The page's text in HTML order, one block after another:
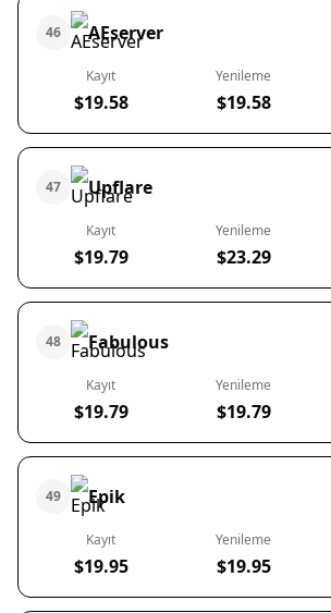
46 AEserver
Kayıt
$19.58
Yenileme
$19.58
47 Upflare
Kayıt
$19.79
Yenileme
$23.29
48 Fabulous
Kayıt
$19.79
Yenileme
$19.79
49 Epik
Kayıt
$19.95
Yenileme
$19.95